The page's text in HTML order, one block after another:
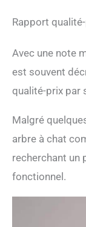
Rapport
Avec une note
est souvent
qualité-prix par
Malgré
arbre à chat
recherchant un
fonctionnel.